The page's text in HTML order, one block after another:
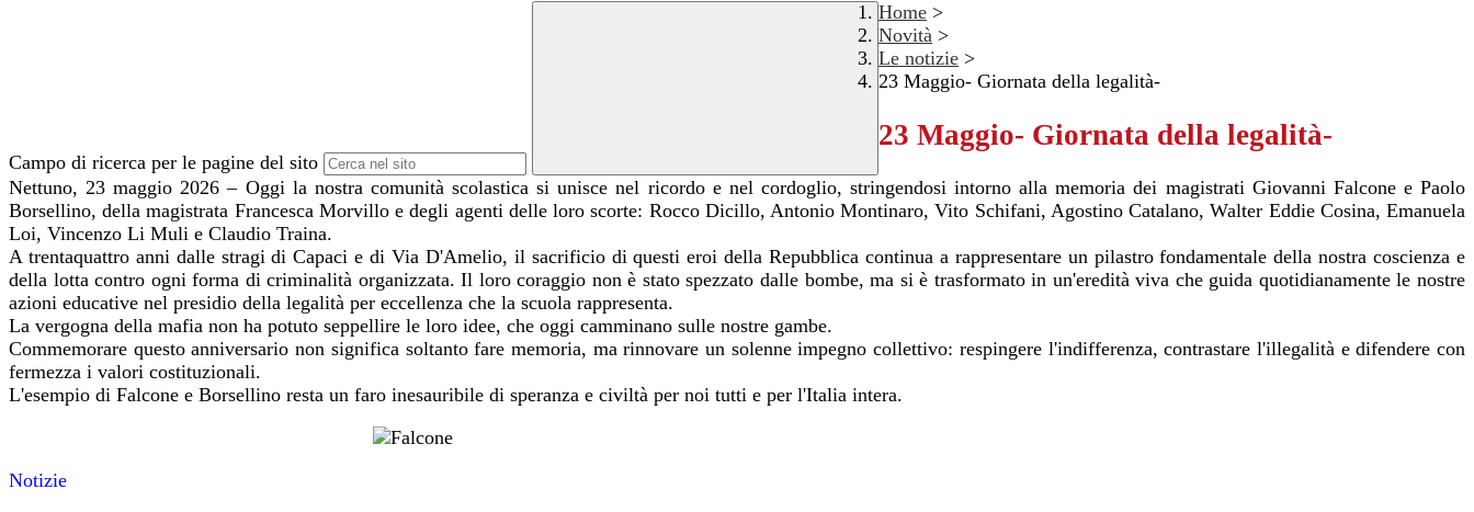
Campo di ricerca per le pagine del sito
Home >
Novità >
Le notizie >
23 Maggio- Giornata della legalità-
23 Maggio- Giornata della legalità-
Nettuno, 23 maggio 2026 – Oggi la nostra comunità scolastica si unisce nel ricordo e nel cordoglio, stringendosi intorno alla memoria dei magistrati Giovanni Falcone e Paolo
Borsellino, della magistrata Francesca Morvillo e degli agenti delle loro scorte: Rocco Dicillo, Antonio Montinaro, Vito Schifani, Agostino Catalano, Walter Eddie Cosina, Emanuela
Loi, Vincenzo Li Muli e Claudio Traina.
A trentaquattro anni dalle stragi di Capaci e di Via D'Amelio, il sacrificio di questi eroi della Repubblica continua a rappresentare un pilastro fondamentale della nostra coscienza e
della lotta contro ogni forma di criminalità organizzata. Il loro coraggio non è stato spezzato dalle bombe, ma si è trasformato in un'eredità viva che guida quotidianamente le nostre
azioni educative nel presidio della legalità per eccellenza che la scuola rappresenta.
La vergogna della mafia non ha potuto seppellire le loro idee, che oggi camminano sulle nostre gambe.
Commemorare questo anniversario non significa soltanto fare memoria, ma rinnovare un solenne impegno collettivo: respingere l'indifferenza, contrastare l'illegalità e difendere con
fermezza i valori costituzionali.
L'esempio di Falcone e Borsellino resta un faro inesauribile di speranza e civiltà per noi tutti e per l'Italia intera.
Notizie